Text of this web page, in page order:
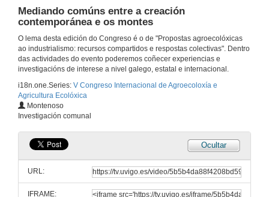
Mediando comúns entre a creación
contemporánea e os montes
O lema desta edición do Congreso é o de "Propostas agroecolóxicas
ao industrialismo: recursos compartidos e respostas colectivas". Dentro
das actividades do evento poderemos coñecer experiencias e
investigacións de interese a nivel galego, estatal e internacional.
i18n.one.Series: V Congreso Internacional de Agroecoloxía e
Agricultura Ecolóxica
Montenoso
Investigación comunal
Ocultar
URL:
IFRAME: